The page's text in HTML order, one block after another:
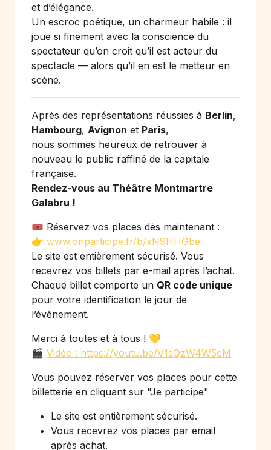
et d’élégance.
Un escroc poétique, un charmeur habile : il
joue si finement avec la conscience du
spectateur qu’on croit qu’il est acteur du
spectacle — alors qu’il en est le metteur en
scène.
Après des représentations réussies à Berlin,
Hambourg, Avignon et Paris,
nous sommes heureux de retrouver à
nouveau le public raffiné de la capitale
française.
Rendez-vous au Théâtre Montmartre
Galabru !
🎟️ Réservez vos places dès maintenant :
👉 www.onparticipe.fr/b/xN9HHGbe
Le site est entièrement sécurisé. Vous
recevrez vos billets par e-mail après l’achat.
Chaque billet comporte un QR code unique
pour votre identification le jour de
l’évènement.
Merci à toutes et à tous ! 💛
🎬 Vidéo : https://youtu.be/V1sQzW4W5cM
Vous pouvez réserver vos places pour cette
billetterie en cliquant sur "Je participe"
Le site est entièrement sécurisé.
Vous recevrez vos places par email
après achat.